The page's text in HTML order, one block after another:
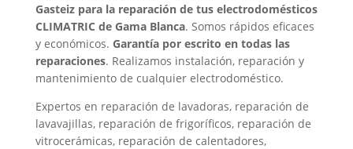
Gasteiz para la reparación de tus electrodomésticos
CLIMATRIC de Gama Blanca. Somos rápidos eficaces
y económicos. Garantía por escrito en todas las
reparaciones. Realizamos instalación, reparación y
mantenimiento de cualquier electrodoméstico.
Expertos en reparación de lavadoras, reparación de
lavavajillas, reparación de frigoríficos, reparación de
vitrocerámicas, reparación de calentadores,